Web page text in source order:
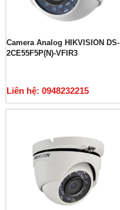
Camera Analog HIKVISION DS-
2CE55F5P(N)-VFIR3
Liên hệ: 0948232215